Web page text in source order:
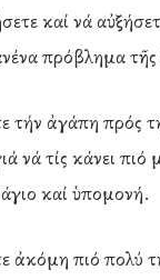
καί νά
πρόβλημα
τήν ἀγάπη πρός
νά τίς κάνει πιό
καί ὑπομονή.
ἀκόμη πιό πολύ